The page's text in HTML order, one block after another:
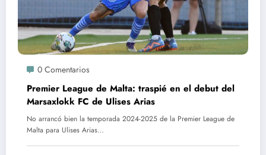
0 Comentarios
Premier League de Malta: traspié en el debut del
Marsaxlokk FC de Ulises Arias
No arrancó bien la temporada 2024-2025 de la Premier League de
Malta para Ulises Arias…